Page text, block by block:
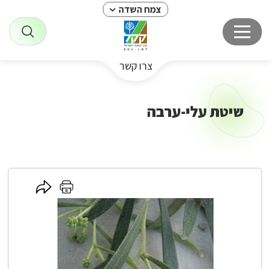
צמח השדה
צרו קשר
שיטת עלי-ערבה
לחץ
לחץ
כאן
לשיתוף